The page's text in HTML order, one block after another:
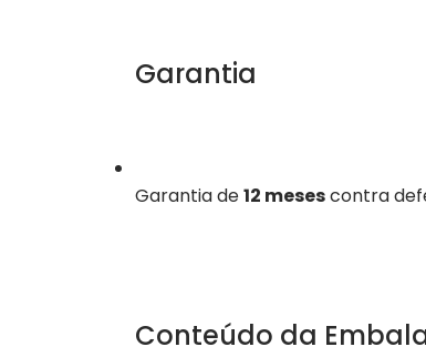
Garantia
Garantia de12 mesescontra
Conteúdo da